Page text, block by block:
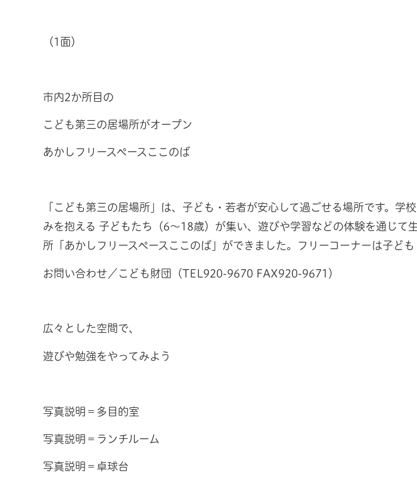
（1面）
市内2か所目の
こども第三の居場所がオープン
あかしフリースペースここのば
「こども第三の居場所」は、子ども・若者が安心して過ごせる場所です。学
みを抱える 子どもたち（6～18歳）が集い、遊びや学習などの体験を通じて
所「あかしフリースペースここのば」ができました。フリーコーナーは子ども
お問い合わせ／こども財団（TEL920-9670 FAX920-9671）
広々とした空間で、
遊びや勉強をやってみよう
写真説明＝多目的室
写真説明＝ランチルーム
写真説明＝卓球台